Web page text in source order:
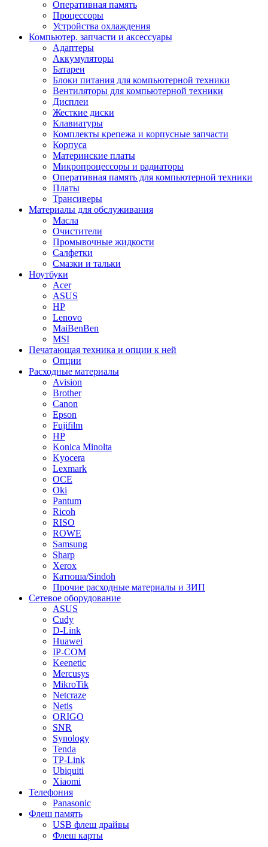
Оперативная память
Процессоры
Устройства охлаждения
Компьютер. запчасти и аксессуары
Адаптеры
Аккумуляторы
Батареи
Блоки питания для компьютерной техники
Вентиляторы для компьютерной техники
Дисплеи
Жесткие диски
Клавиатуры
Комплекты крепежа и корпусные запчасти
Корпуса
Материнские платы
Микропроцессоры и радиаторы
Оперативная память для компьютерной техники
Платы
Трансиверы
Материалы для обслуживания
Масла
Очистители
Промывочные жидкости
Салфетки
Смазки и тальки
Ноутбуки
Acer
ASUS
HP
Lenovo
MaiBenBen
MSI
Печатающая техника и опции к ней
Опции
Расходные материалы
Avision
Brother
Canon
Epson
Fujifilm
HP
Konica Minolta
Kyocera
Lexmark
OCE
Oki
Pantum
Ricoh
RISO
ROWE
Samsung
Sharp
Xerox
Катюша/Sindoh
Прочие расходные материалы и ЗИП
Сетевое оборудование
ASUS
Cudy
D-Link
Huawei
IP-COM
Keenetic
Mercusys
MikroTik
Netcraze
Netis
ORIGO
SNR
Synology
Tenda
TP-Link
Ubiquiti
Xiaomi
Телефония
Panasonic
Флеш память
USB флеш драйвы
Флеш карты